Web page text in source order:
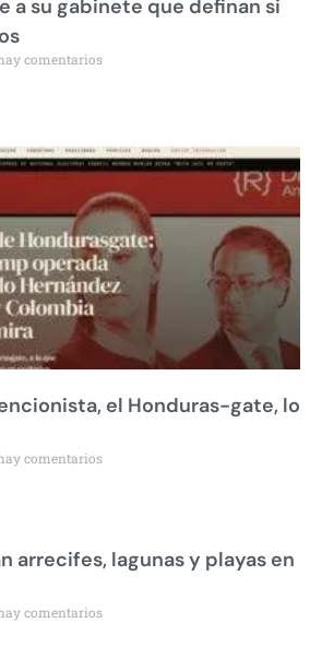
a su gabinete que definan si
comentarios
el Honduras-gate, lo
comentarios
arrecifes, lagunas y playas en
comentarios